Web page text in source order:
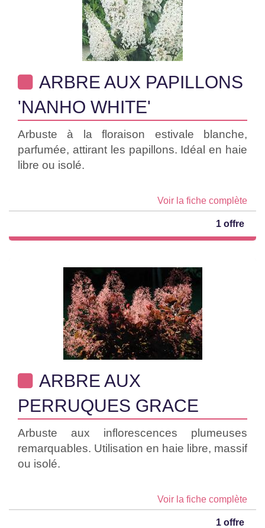
ARBRE AUX PAPILLONS
'NANHO WHITE'
Arbuste à la floraison estivale blanche,
parfumée, attirant les papillons. Idéal en haie
libre ou isolé.
Voir la fiche complète
1 offre
ARBRE AUX
PERRUQUES GRACE
Arbuste aux inflorescences plumeuses
remarquables. Utilisation en haie libre, massif
ou isolé.
Voir la fiche complète
1 offre